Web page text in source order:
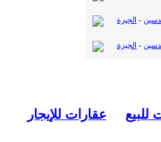
- الجيزة
- الجيزة
للبيع عقارات للإيجار